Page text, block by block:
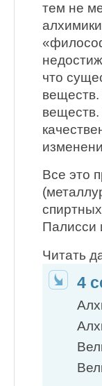
тем не
что
веществ.
веществ.
Все это
Палисси
Читать
4